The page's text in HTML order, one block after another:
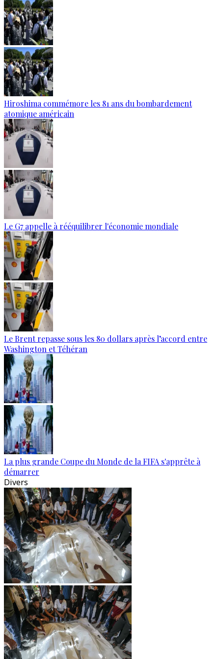
Hiroshima commémore les 81 ans du bombardement
atomique américain
Le G7 appelle à rééquilibrer l'économie mondiale
Le Brent repasse sous les 80 dollars après l’accord entre
Washington et Téhéran
La plus grande Coupe du Monde de la FIFA s'apprête à
démarrer
Divers